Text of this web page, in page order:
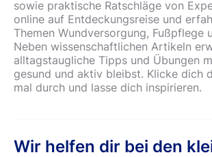
sowie praktische Ratschläge von
online auf Entdeckungsreise und
Themen Wundversorgung, Fußpflege
Neben wissenschaftlichen Artikeln
alltagstaugliche Tipps und Übungen
gesund und aktiv bleibst. Klicke dich
mal durch und lasse dich inspirieren.
Wir helfen dir bei den